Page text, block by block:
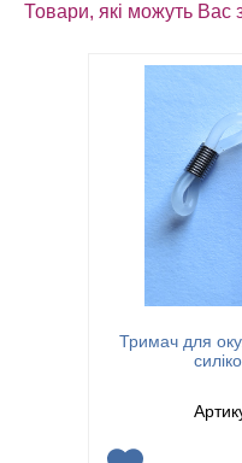
Товари, які можуть Вас
Тримач для